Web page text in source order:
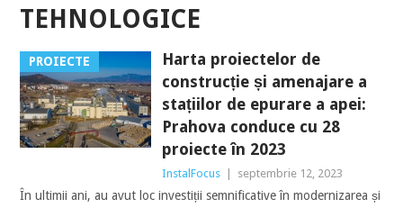
TEHNOLOGICE
PROIECTE
Harta proiectelor de
construcție și amenajare a
stațiilor de epurare a apei:
Prahova conduce cu 28
proiecte în 2023
InstalFocus septembrie 12, 2023
În ultimii ani, au avut loc investiții semnificative în modernizarea și